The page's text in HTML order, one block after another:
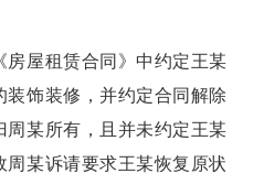
屋租赁合同》中约定王某
饰装修，并约定合同解除
某所有，且并未约定王某
某诉请要求王某恢复原状